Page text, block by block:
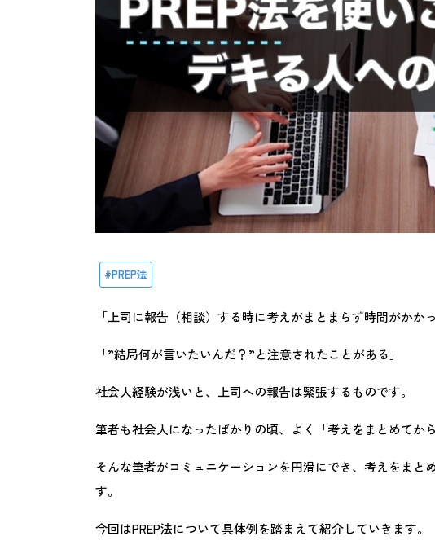
PREP法
「上司に報告（相談）する時に考えがまとまらず時間がかか
「”結局何が言いたいんだ？”と注意されたことがある」
社会人経験が浅いと、上司への報告は緊張するものです。
筆者も社会人になったばかりの頃、よく「考えをまとめてか
そんな筆者がコミュニケーションを円滑にでき、考えをまと
す。
今回はPREP法について具体例を踏まえて紹介していきます。